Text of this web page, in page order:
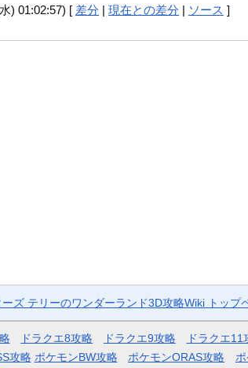
) 01:02:57) [ 差分 |現在との差分 | ソース ]
ズ テリーのワンダーランド3D攻略Wiki トップ
ドラクエ8攻略 ドラクエ9攻略 ドラクエ11
攻略 ポケモンBW攻略 ポケモンORAS攻略